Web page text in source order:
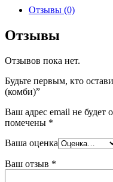
Отзывы (0)
Отзывы
Отзывов пока нет.
Будьте первым, кто
(комби)”
Ваш адрес email не будет
помечены *
Ваша оценка
Ваш отзыв *